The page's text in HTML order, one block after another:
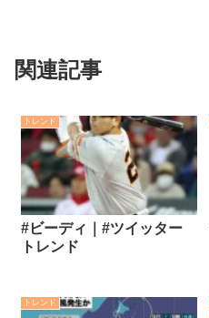
関連記事
トレンド
#ビーディ｜#ツイッター
トレンド
トレンド